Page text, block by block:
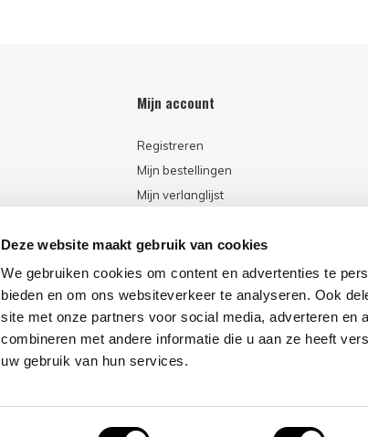
Deze website maakt gebruik van cookies
We gebruiken cookies om content en advertenties te
bieden en om ons websiteverkeer te analyseren. Ook
site met onze partners voor social media, adverteren en
combineren met andere informatie die u aan ze heeft
uw gebruik van hun services.
Toestemmingsselectie
Mijn account
Registreren
Mijn bestellingen
Mijn verlanglijst
EMAIL US